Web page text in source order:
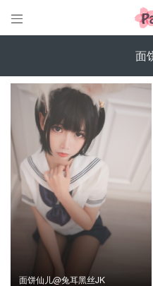

面
面饼仙儿@兔耳黑丝JK